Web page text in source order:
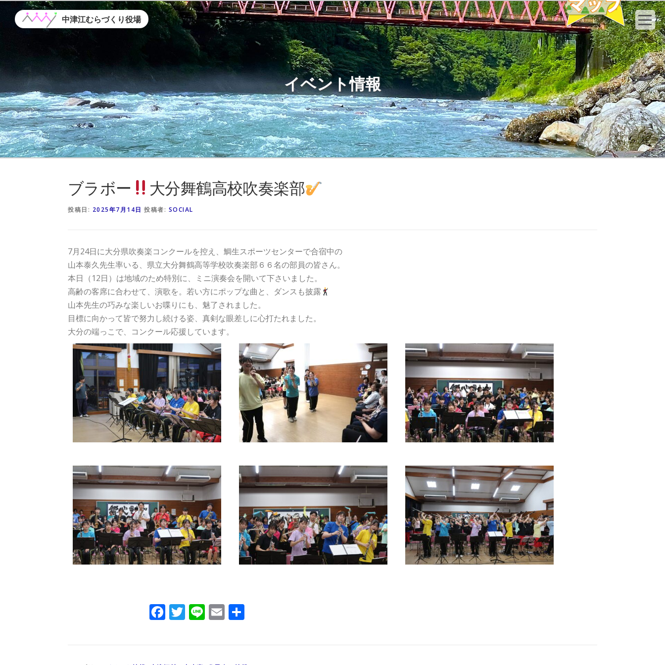
へ
キ
ッ
プ
中津江むらづくり役場
イベント情報
ブラボー 大分舞鶴高校吹奏楽部
投稿日: 2025年7月14日 投稿者: SOCIAL
7月24日に大分県吹奏楽コンクールを控え、鯛生スポーツセンターで合宿中の
山本泰久先生率いる、県立大分舞鶴高等学校吹奏楽部６６名の部員の皆さん。
本日（12日）は地域のため特別に、ミニ演奏会を開いて下さいました。
高齢の客席に合わせて、演歌を。若い方にポップな曲と、ダンスも披露
山本先生の巧みな楽しいお喋りにも、魅了されました。
目標に向かって皆で努力し続ける姿、真剣な眼差しに心打たれました。
大分の端っこで、コンクール応援しています。
Facebook
Twitter
LineEmail
共